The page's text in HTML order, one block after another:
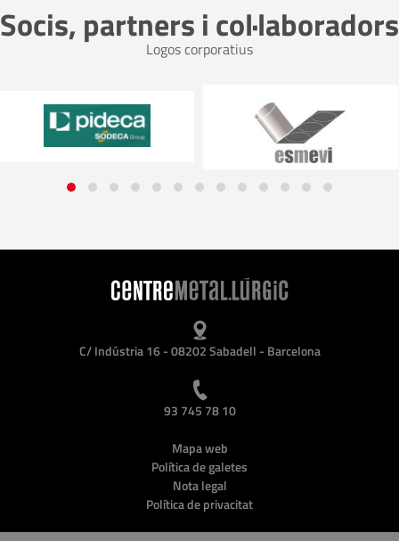
Socis, partners i col·laboradors
Logos corporatius
C/ Indústria 16 - 08202 Sabadell - Barcelona
93 745 78 10
Mapa web
Política de galetes
Nota legal
Política de privacitat